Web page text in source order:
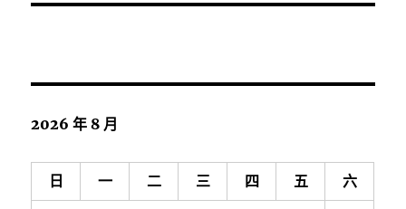
2026 年 8 月
日 一 二 三 四 五 六